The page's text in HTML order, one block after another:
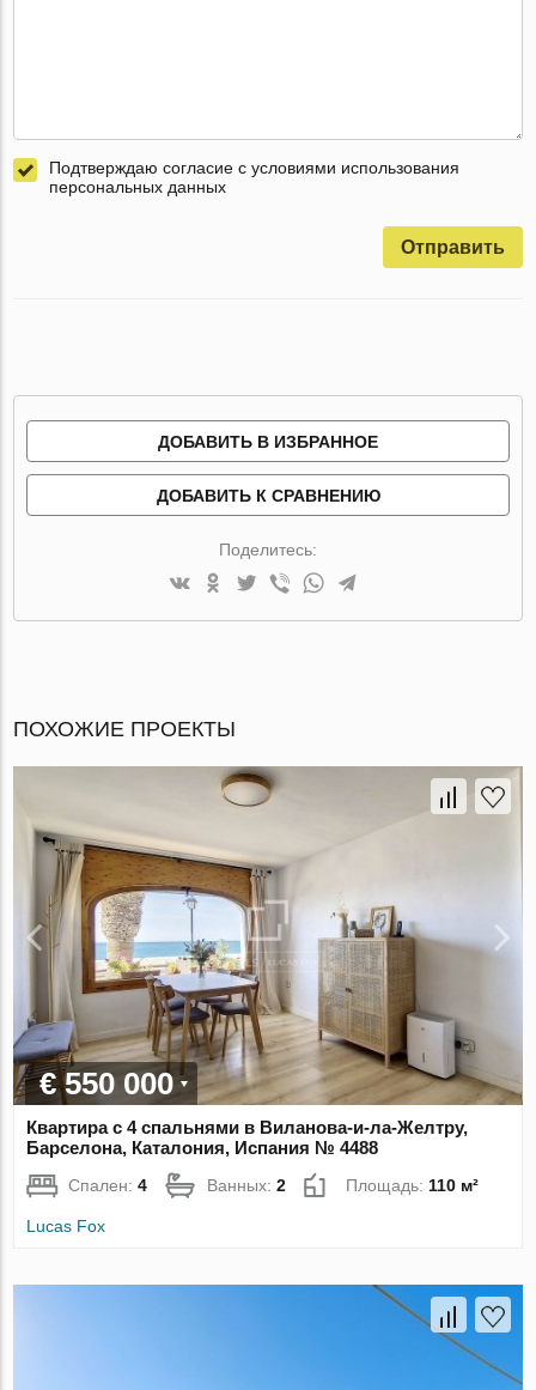
Подтверждаю согласие с условиями использования
персональных данных
Отправить
ДОБАВИТЬ В ИЗБРАННОЕ
ДОБАВИТЬ К СРАВНЕНИЮ
Поделитесь:
ПОХОЖИЕ ПРОЕКТЫ
€ 550 000
Квартира с 4 спальнями в Виланова-и-ла-Желтру,
Барселона, Каталония, Испания № 4488
Спален:4 Ванных:2 Площадь:110 м²
Lucas Fox